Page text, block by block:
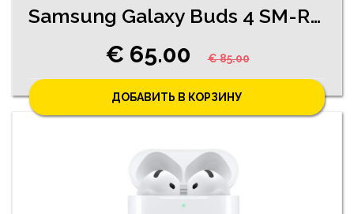
Samsung Galaxy Buds 4 SM-R540 (5200-0561)
€ 65.00€ 85.00
ДОБАВИТЬ В КОРЗИНУ